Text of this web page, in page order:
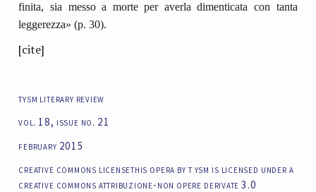
finita, sia messo a morte per averla dimenticata con tanta
leggerezza» (p. 30).
[cite]
tysm literary review
vol. 18, issue no. 21
february 2015
creative commons licensethis opera by t ysm is licensed under a
creative commons attribuzione-non opere derivate 3.0